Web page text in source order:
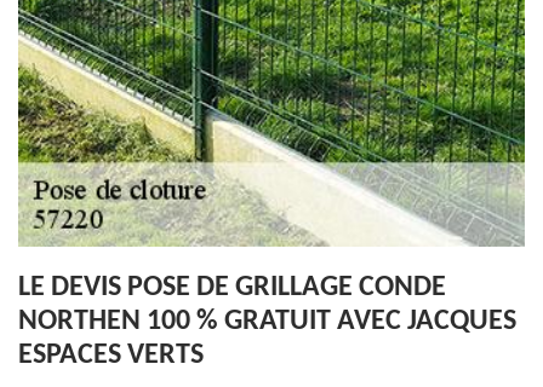
LE DEVIS POSE DE GRILLAGE CONDE
NORTHEN 100 % GRATUIT AVEC JACQUES
ESPACES VERTS